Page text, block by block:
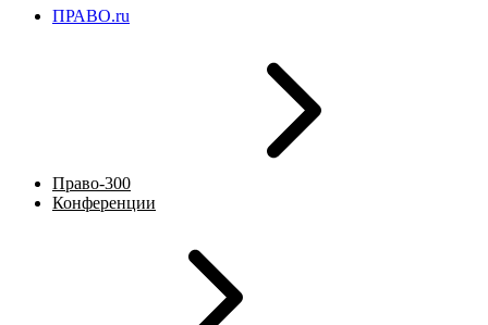
ПРАВО.ru
Право-300
Конференции